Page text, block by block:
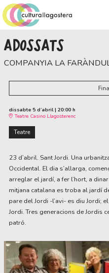
ADOSSATS
COMPANYIA LA
dissabte 5 d’abril| 20:00 h
Teatre Casino Llagosterenc
Teatre
23 d’abril. Sant Jordi. Una
Occidental. El dia s’allarga,
arreglar el jardí, a fer l’hort, a
mitjana catalana es troba al jardí
pare del Jordi -l’avi- es diu Jordi;
Jordi. Tres generacions de Jordis
patró.